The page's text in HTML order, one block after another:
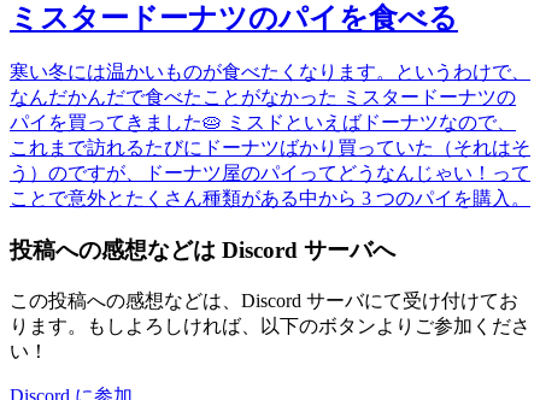
ミスタードーナツのパイを食べる
寒い冬には温かいものが食べたくなります。というわけで、
なんだかんだで食べたことがなかった ミスタードーナツの
パイを買ってきました🥧 ミスドといえばドーナツなので、
これまで訪れるたびにドーナツばかり買っていた（それはそ
う）のですが、ドーナツ屋のパイってどうなんじゃい！って
ことで意外とたくさん種類がある中から 3 つのパイを購入。
投稿への感想などは Discord サーバへ
この投稿への感想などは、Discord サーバにて受け付けてお
ります。もしよろしければ、以下のボタンよりご参加くださ
い！
Discord に参加